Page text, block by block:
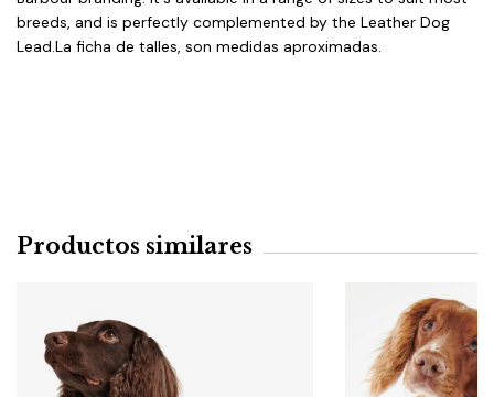
breeds, and is perfectly complemented by the Leather Dog
Lead.La ficha de talles, son medidas aproximadas.
Productos similares